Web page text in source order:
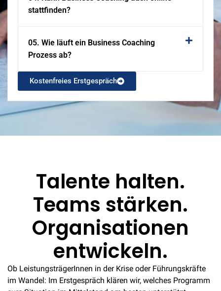
stattfinden?
05. Wie läuft ein Business Coaching
Prozess ab?
Kostenfreies Erstgespräch
Talente halten.
Teams stärken.
Organisationen
entwickeln.
Ob LeistungsträgerInnen in der Krise oder Führungskräfte
im Wandel: Im Erstgespräch klären wir, welches Programm